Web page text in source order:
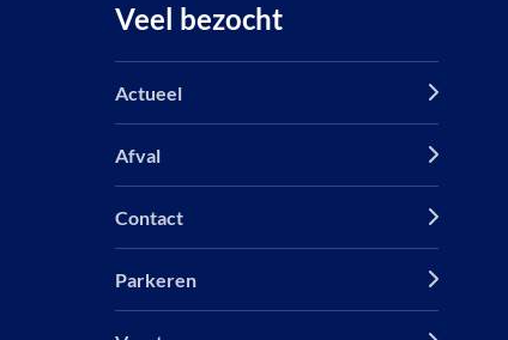
Veel bezocht
Actueel
Afval
Contact
Parkeren